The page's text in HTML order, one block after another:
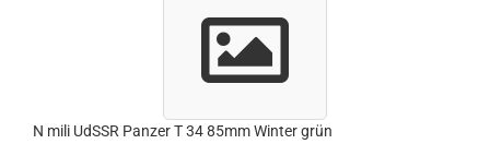
N mili UdSSR Panzer T 34 85mm Winter grün